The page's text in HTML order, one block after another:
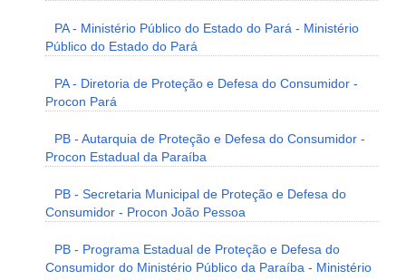
PA - Ministério Público do Estado do Pará - Ministério
Público do Estado do Pará
PA - Diretoria de Proteção e Defesa do Consumidor -
Procon Pará
PB - Autarquia de Proteção e Defesa do Consumidor -
Procon Estadual da Paraíba
PB - Secretaria Municipal de Proteção e Defesa do
Consumidor - Procon João Pessoa
PB - Programa Estadual de Proteção e Defesa do
Consumidor do Ministério Público da Paraíba - Ministério